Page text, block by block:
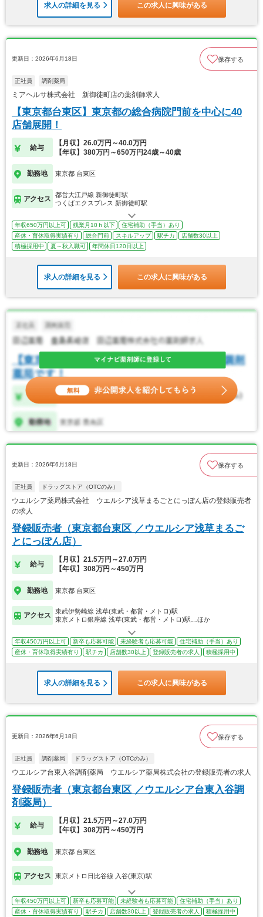
求人の詳細を見る この求人に興味がある
更新日：2026年6月18日 保存する
正社員 調剤薬局
ミアヘルサ株式会社 新御徒町店の薬剤師求人
【東京都台東区】東京都の総合病院門前を中心に40
店舗展開！
給与
【月収】26.0万円～40.0万円
【年収】380万円～650万円24歳～40歳
勤務地 東京都 台東区
アクセス
都営大江戸線 新御徒町駅
つくばエクスプレス 新御徒町駅
年収650万円以上可 残業月10ｈ以下
住宅補助（手当）あり
産休・育休取得実績有り
総合門前 スキルアップ 駅チカ
店舗数30以上
積極採用中
夏～秋入職可 年間休日120日以上
求人の詳細を見る この求人に興味がある
更新日：2026年6月18日 保存する
正社員 ドラッグストア（OTCのみ）
ウエルシア薬局株式会社 ウエルシア浅草まるごとにっぽん店の登録販売者
の求人
登録販売者（東京都台東区 ／ウエルシア浅草まるご
とにっぽん店）
給与
【月収】21.5万円～27.0万円
【年収】308万円～450万円
勤務地 東京都 台東区
アクセス
東武伊勢崎線 浅草(東武・都営・メトロ)駅
東京メトロ銀座線 浅草(東武・都営・メトロ)駅…ほか
年収450万円以上可 新卒も応募可能 未経験者も応募可能
住宅補助（手当）あり
産休・育休取得実績有り
駅チカ 店舗数30以上 登録販売者の求人 積極採用中
求人の詳細を見る この求人に興味がある
更新日：2026年6月18日 保存する
正社員 調剤薬局 ドラッグストア（OTCのみ）
ウエルシア台東入谷調剤薬局 ウエルシア薬局株式会社の登録販売者の求人
登録販売者（東京都台東区 ／ウエルシア台東入谷調
剤薬局）
給与
【月収】21.5万円～27.0万円
【年収】308万円～450万円
勤務地 東京都 台東区
アクセス 東京メトロ日比谷線 入谷(東京)駅
年収450万円以上可 新卒も応募可能 未経験者も応募可能
住宅補助（手当）あり
産休・育休取得実績有り
駅チカ 店舗数30以上 登録販売者の求人 積極採用中